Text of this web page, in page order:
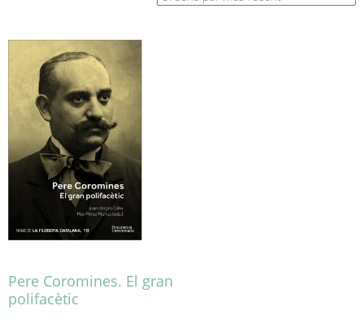
Pere Coromines. El gran
polifacètic